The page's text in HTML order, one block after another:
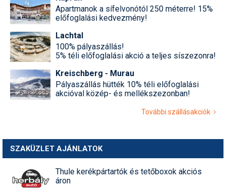
Apartmanok a sífelvonótól 250 méterre! 15%
előfoglalási kedvezmény!
Lachtal
100% pályaszállás!
5% téli előfoglalási akció a teljes síszezonra!
Kreischberg - Murau
Pályaszállás hütték 10% téli előfoglalási
akcióval közép- és mellékszezonban!
További szállásakciók
SZAKÜZLET AJÁNLATOK
Thule kerékpártartók és tetőboxok akciós
áron